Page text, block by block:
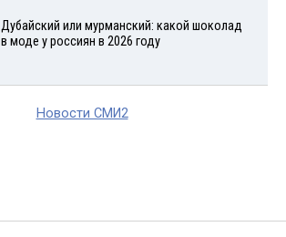
Дубайский или мурманский: какой шоколад
в моде у россиян в 2026 году
Новости СМИ2